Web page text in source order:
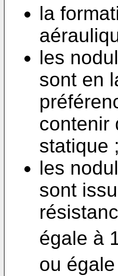
la
les
sont en
contenir
statique ;
les
sont
égale à
ou